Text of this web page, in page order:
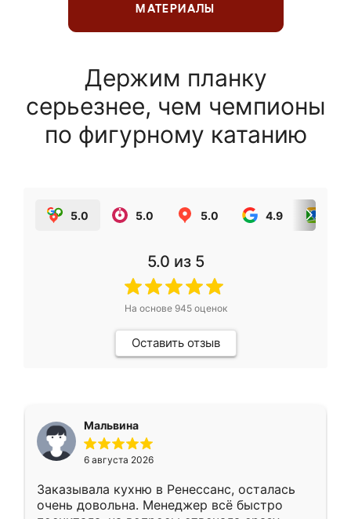
МАТЕРИАЛЫ
Держим планку
серьезнее, чем чемпионы
по фигурному катанию
5.0 5.0 5.0 4.9
5.0 из 5
На основе 945оценок
Оставить отзыв
Мальвина
6 августа 2026
Заказывала кухню в Ренессанс, осталась
очень довольна. Менеджер всё быстро